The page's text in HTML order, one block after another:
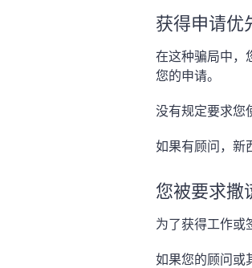
获得申请优
在这种骗局中，
您的申请。
没有规定要求您
如果有顾问，新
您被要求撒
为了获得工作或
如果您的顾问或